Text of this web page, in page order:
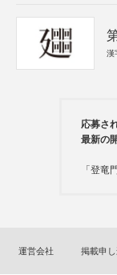
漢
応募さ
最新の
「登竜
運営会社 掲載申